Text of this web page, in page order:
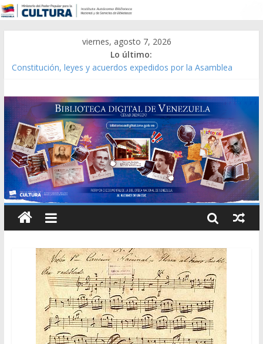
viernes, agosto 7, 2026
Lo último:
Constitución, leyes y acuerdos expedidos por la Asamblea
Modesta Bor Sánchez [material gráfico]
Gaceta Oficial de la República de Venezuela año CXXXIII Mes V,
Caracas 09 de marzo de 2006 N° 38.394
Catálogo temático de obras de Modesta Bor